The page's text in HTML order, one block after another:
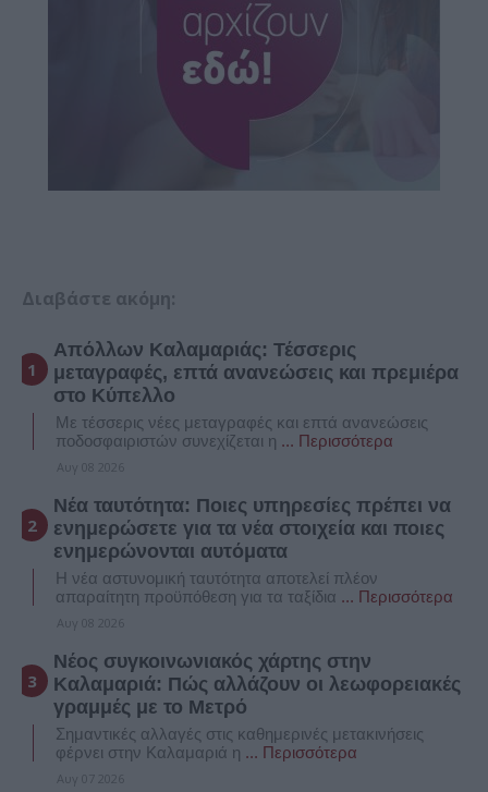
Διαβάστε ακόμη:
Απόλλων Καλαμαριάς: Τέσσερις
μεταγραφές, επτά ανανεώσεις και πρεμιέρα
στο Κύπελλο
Με τέσσερις νέες μεταγραφές και επτά ανανεώσεις
ποδοσφαιριστών συνεχίζεται η ... Περισσότερα
Αυγ 08 2026
Νέα ταυτότητα: Ποιες υπηρεσίες πρέπει να
ενημερώσετε για τα νέα στοιχεία και ποιες
ενημερώνονται αυτόματα
Η νέα αστυνομική ταυτότητα αποτελεί πλέον
απαραίτητη προϋπόθεση για τα ταξίδια ... Περισσότερα
Αυγ 08 2026
Νέος συγκοινωνιακός χάρτης στην
Καλαμαριά: Πώς αλλάζουν οι λεωφορειακές
γραμμές με το Μετρό
Σημαντικές αλλαγές στις καθημερινές μετακινήσεις
φέρνει στην Καλαμαριά η ... Περισσότερα
Αυγ 07 2026